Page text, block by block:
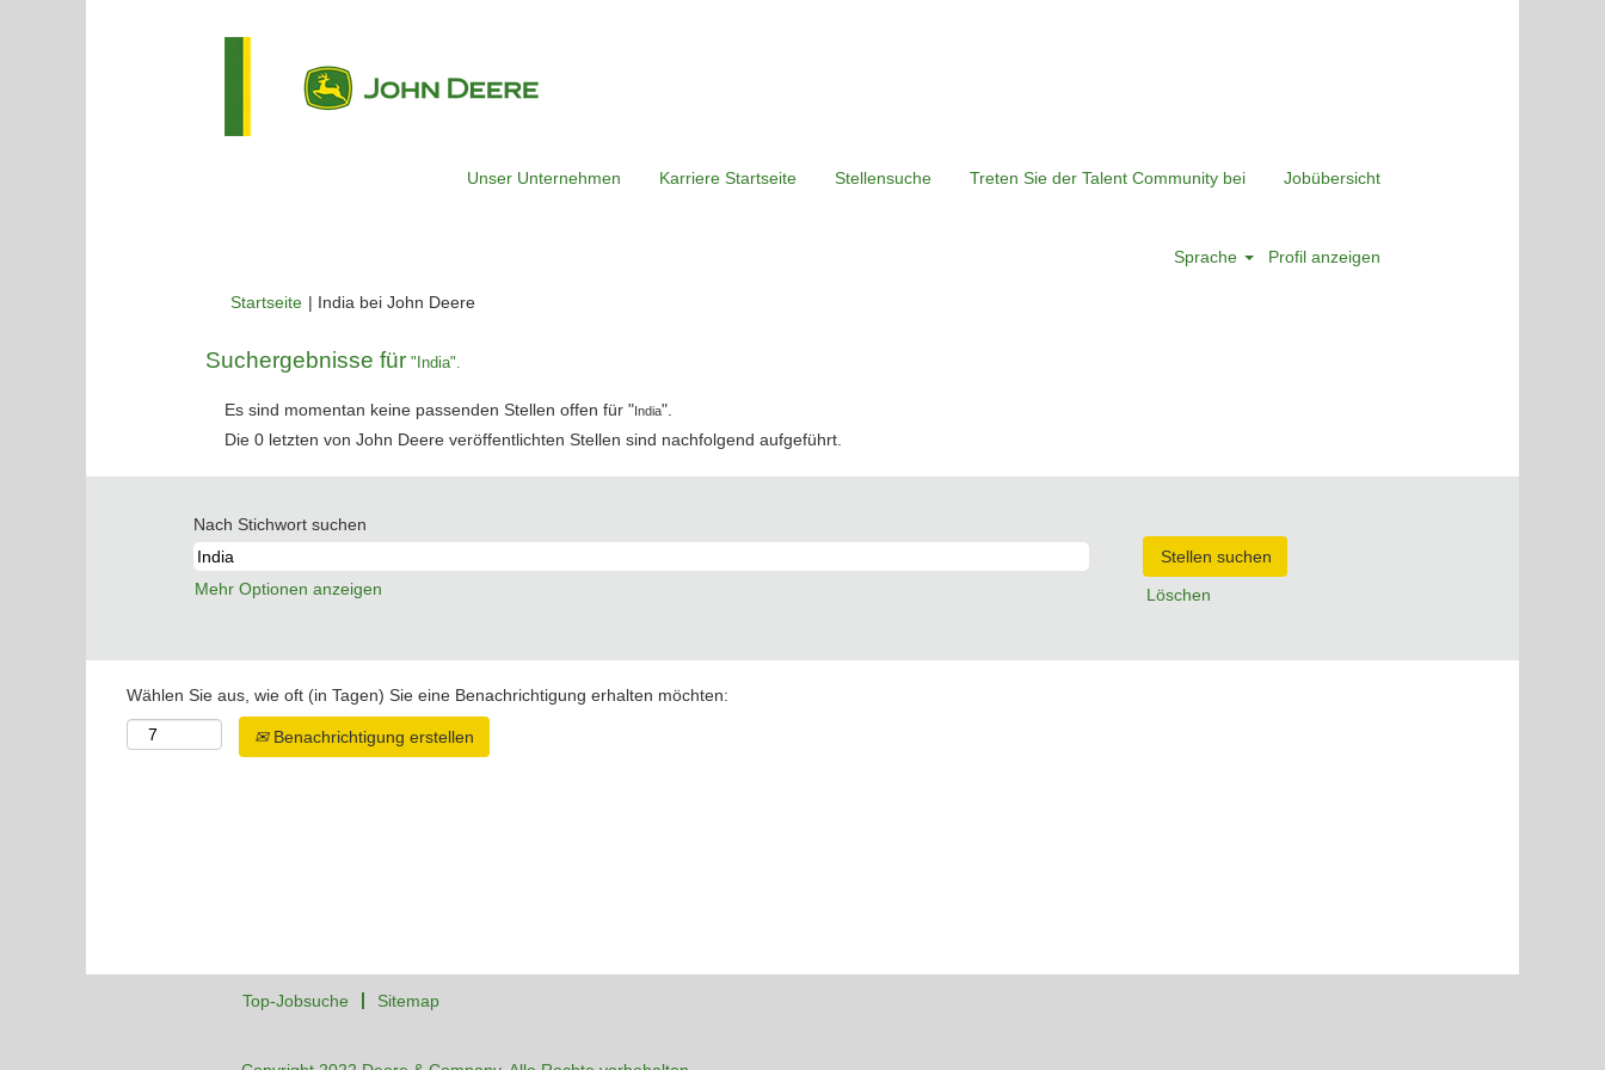
Unser Unternehmen Karriere Startseite Stellensuche Treten Sie der Talent Community bei Jobübersicht
Sprache Profil anzeigen
Startseite | India bei John Deere(aktuelle
Suchergebnisse für "India".
Es sind momentan keine passenden Stellen offen für "India".
Die 0 letzten von John Deere veröffentlichten Stellen sind nachfolgend aufgeführt.
Nach Stichwort suchen
Mehr Optionen anzeigen Löschen
Wählen Sie aus, wie oft (in Tagen) Sie eine Benachrichtigung erhalten möchten:
Benachrichtigung erstellen
Top-Jobsuche Sitemap